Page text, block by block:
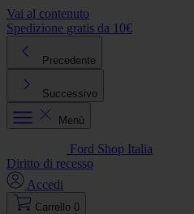
Vai al contenuto
Spedizione gratis da 10€
Precedente
Successivo
Menù
Ford Shop Italia
Diritto di recesso
Accedi
Carrello 0